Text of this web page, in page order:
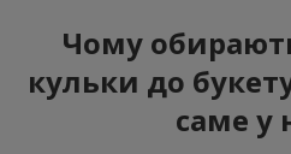
Чому
кульки до
саме у